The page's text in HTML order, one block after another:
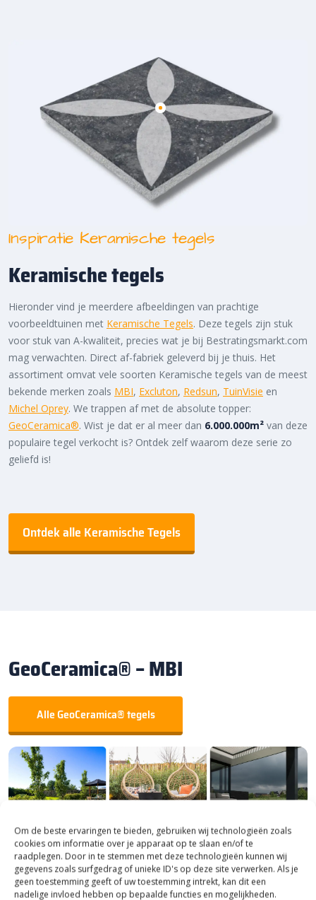
Om de beste ervaringen te bieden, gebruiken wij technologieën zoals
cookies om informatie over je apparaat op te slaan en/of te
raadplegen. Door in te stemmen met deze technologieën kunnen wij
gegevens zoals surfgedrag of unieke ID's op deze site verwerken. Als je
geen toestemming geeft of uw toestemming intrekt, kan dit een
nadelige invloed hebben op bepaalde functies en mogelijkheden.
Inspiratie Keramische tegels
Keramische tegels
Hieronder vind je meerdere afbeeldingen van prachtige
voorbeeldtuinen met Keramische Tegels. Deze tegels zijn stuk
voor stuk van A-kwaliteit, precies wat je bij Bestratingsmarkt.com
mag verwachten. Direct af-fabriek geleverd bij je thuis. Het
assortiment omvat vele soorten Keramische tegels van de meest
bekende merken zoals MBI, Excluton, Redsun, TuinVisie en
Michel Oprey. We trappen af met de absolute topper:
GeoCeramica®. Wist je dat er al meer dan 6.000.000m² van deze
populaire tegel verkocht is? Ontdek zelf waarom deze serie zo
geliefd is!
Ontdek alle Keramische Tegels
GeoCeramica® – MBI
Alle GeoCeramica® tegels